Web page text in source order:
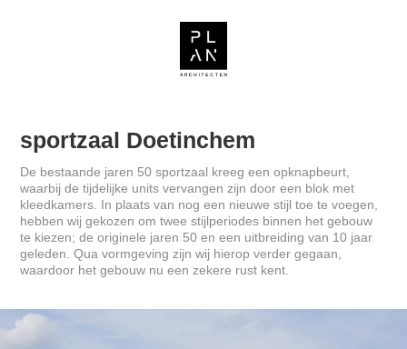
sportzaal Doetinchem
De bestaande jaren 50 sportzaal kreeg een opknapbeurt,
waarbij de tijdelijke units vervangen zijn door een blok met
kleedkamers. In plaats van nog een nieuwe stijl toe te voegen,
hebben wij gekozen om twee stijlperiodes binnen het gebouw
te kiezen; de originele jaren 50 en een uitbreiding van 10 jaar
geleden. Qua vormgeving zijn wij hierop verder gegaan,
waardoor het gebouw nu een zekere rust kent.